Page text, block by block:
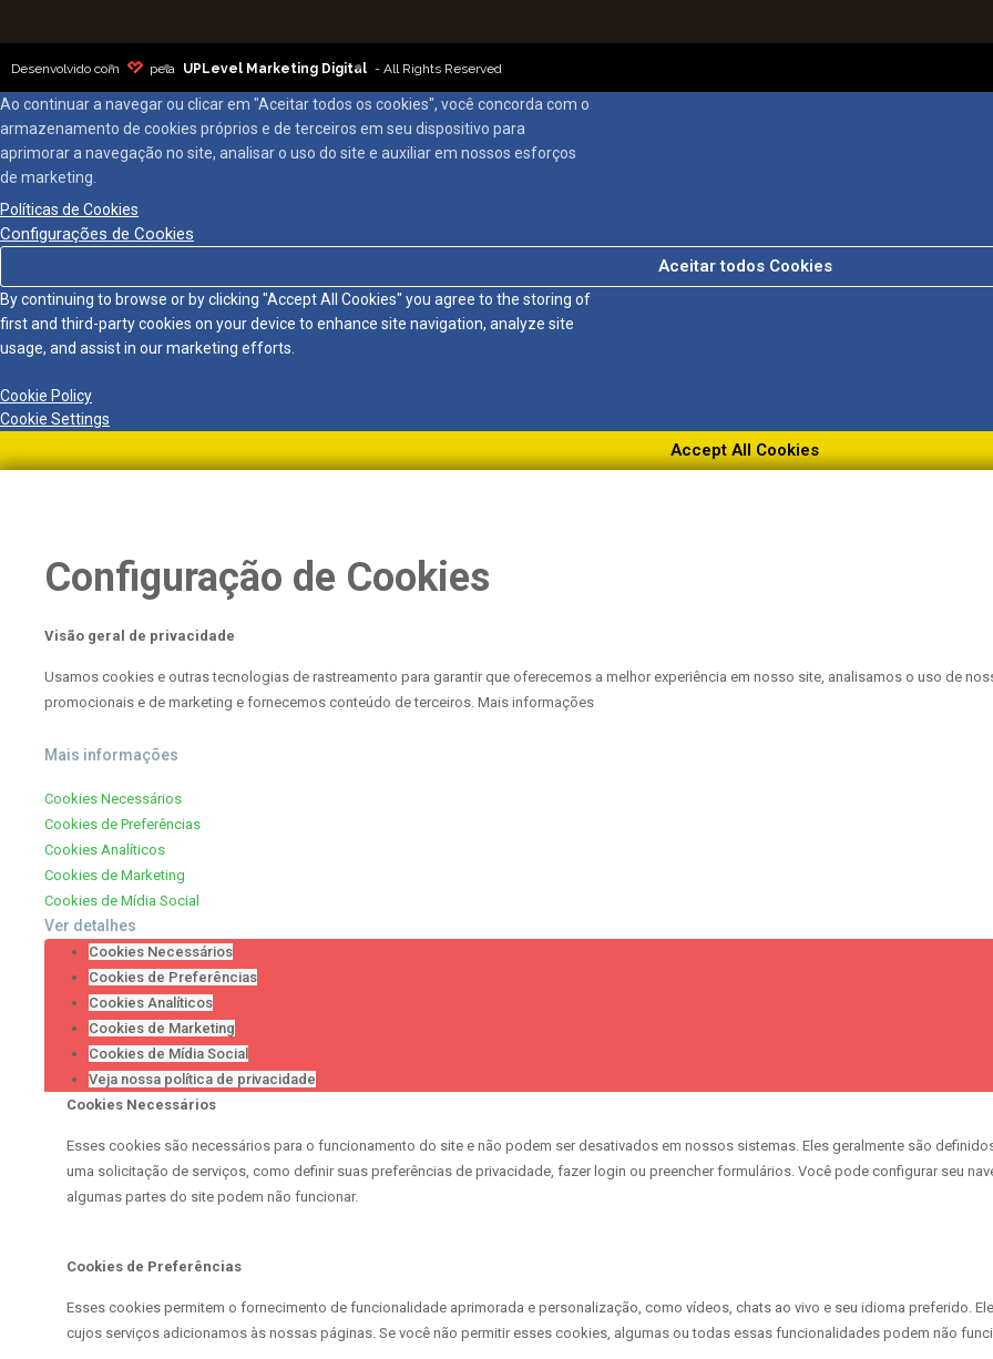
Desenvolvido com pela UPLevel Marketing Digital - All Rights Reserved
Ao continuar a navegar ou clicar em "Aceitar todos os cookies", você concorda com o
armazenamento de cookies próprios e de terceiros em seu dispositivo para
aprimorar a navegação no site, analisar o uso do site e auxiliar em nossos esforços
de marketing.
Políticas de Cookies
Configurações de Cookies
Aceitar todos Cookies
By continuing to browse or by clicking "Accept All Cookies" you agree to the storing of
first and third-party cookies on your device to enhance site navigation, analyze site
usage, and assist in our marketing efforts.
Cookie Policy
Cookie Settings
Accept All Cookies
Configuração de Cookies
Visão geral de privacidade
Usamos cookies e outras tecnologias de rastreamento para garantir que oferecemos a melhor experiência em nosso site, analisamos o uso de
promocionais e de marketing e fornecemos conteúdo de terceiros. Mais informações
Mais informações
Cookies Necessários
Cookies de Preferências
Cookies Analíticos
Cookies de Marketing
Cookies de Mídia Social
Ver detalhes
Cookies Necessários
Cookies de Preferências
Cookies Analíticos
Cookies de Marketing
Cookies de Mídia Social
Veja nossa política de privacidade
Cookies Necessários
Esses cookies são necessários para o funcionamento do site e não podem ser desativados em nossos sistemas. Eles geralmente são
uma solicitação de serviços, como definir suas preferências de privacidade, fazer login ou preencher formulários. Você pode configurar seu
algumas partes do site podem não funcionar.
Cookies de Preferências
Esses cookies permitem o fornecimento de funcionalidade aprimorada e personalização, como vídeos, chats ao vivo e seu idioma preferido.
cujos serviços adicionamos às nossas páginas. Se você não permitir esses cookies, algumas ou todas essas funcionalidades podem não